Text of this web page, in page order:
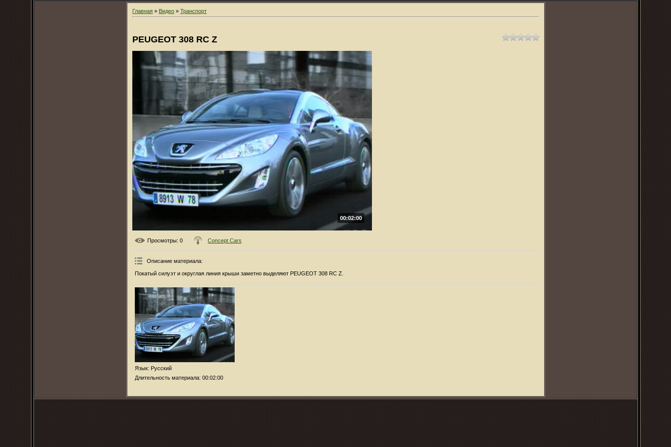
Главная » Видео » Транспорт
PEUGEOT 308 RC Z
00:02:00
Просмотры: 0 Concept Cars
Описание материала:
Покатый силуэт и округлая линия крыши заметно выделяют PEUGEOT 308 RC Z.
Язык: Русский
Длительность материала: 00:02:00